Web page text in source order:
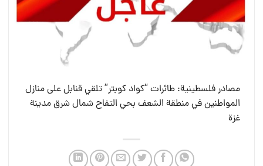
مصادر فلسطينية: طائرات “كواد كوبتر” تلقي قنابل على منازل
المواطنين في منطقة الشعف بحي التفاح شمال شرق مدينة
غزة